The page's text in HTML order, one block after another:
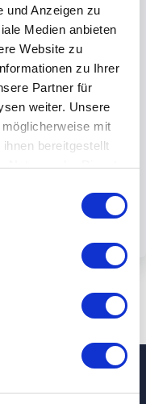
und Anzeigen zu
Medien anbieten
Website zu
zu Ihrer
Partner für
weiter. Unsere
mit
bereitgestellt
Nutzung der Dienste
accept our